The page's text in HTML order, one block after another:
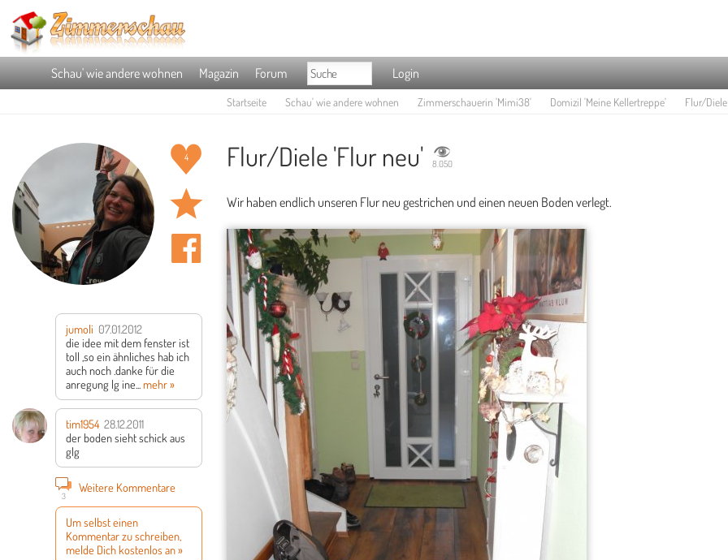
Schau' wie andere wohnen Magazin Forum Login
Startseite Schau' wie andere wohnen Zimmerschauerin 'Mimi38' Domizil 'Meine Kellertreppe' Flur/
4
jumoli 07.01.2012
die idee mit dem fenster ist
toll ,so ein ähnliches hab ich
auch noch .danke für die
anregung lg ine...mehr »
tim1954 28.12.2011
der boden sieht schick aus
glg
3
Weitere Kommentare
Um selbst einen
Kommentar zu schreiben,
melde Dich kostenlos an »
Flur/Diele 'Flur neu' 8.050
Wir haben endlich unseren Flur neu gestrichen und einen neuen Boden verlegt.